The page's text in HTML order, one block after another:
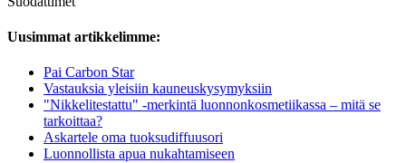
Uusimmat artikkelimme:
Pai Carbon Star
Vastauksia yleisiin kauneuskysymyksiin
"Nikkelitestattu" -merkintä luonnonkosmetiikassa – mitä se
tarkoittaa?
Askartele oma tuoksudiffuusori
Luonnollista apua nukahtamiseen